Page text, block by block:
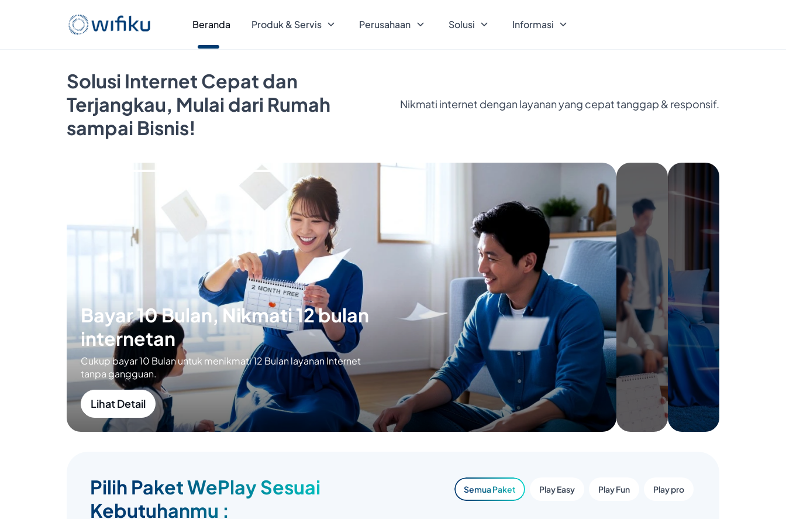
Beranda Produk & Servis Perusahaan Solusi Informasi
Solusi Internet Cepat dan
Terjangkau, Mulai dari Rumah
sampai Bisnis!
Nikmati internet dengan layanan yang cepat tanggap & responsif.
Bayar 10 Bulan, Nikmati 12 bulan
internetan
Cukup bayar 10 Bulan untuk menikmati 12 Bulan layanan Internet
tanpa gangguan.
Lihat Detail
Pilih Paket WePlay Sesuai
Kebutuhanmu :
Semua Paket Play Easy Play Fun Play pro